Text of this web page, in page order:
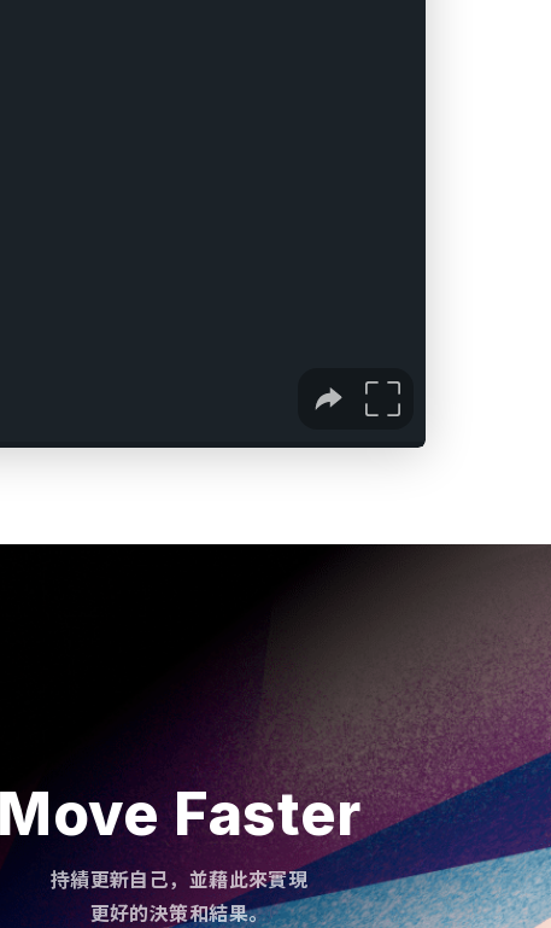
Move Faster
持績更新自己，並藉此來實現
更好的決策和結果。